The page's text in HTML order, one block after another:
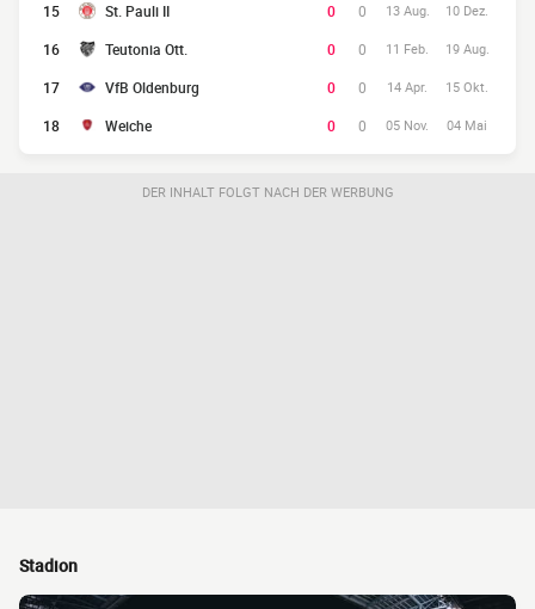
15
St. Pauli II 0 0 13 Aug. 10 Dez.
16 Teutonia Ott. 0 0 11 Feb. 19 Aug.
17 VfB Oldenburg 0 0 14 Apr. 15 Okt.
18 Weiche 0 0 05 Nov. 04 Mai
DER INHALT FOLGT NACH DER WERBUNG
Stadion